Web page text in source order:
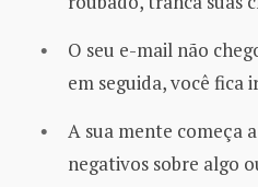
O seu e-mail não
em seguida, você fica
A sua mente começa
negativos sobre algo